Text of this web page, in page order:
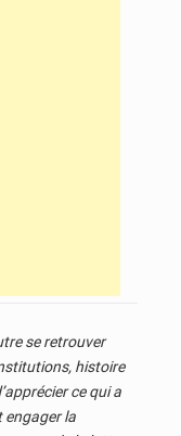
se retrouver
histoire
ce qui a
engager la